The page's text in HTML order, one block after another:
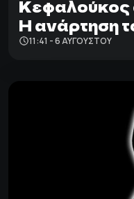
Κεφαλούκος
Η ανάρτηση
11:41 - 6 ΑΥΓΟΎΣΤΟΥ